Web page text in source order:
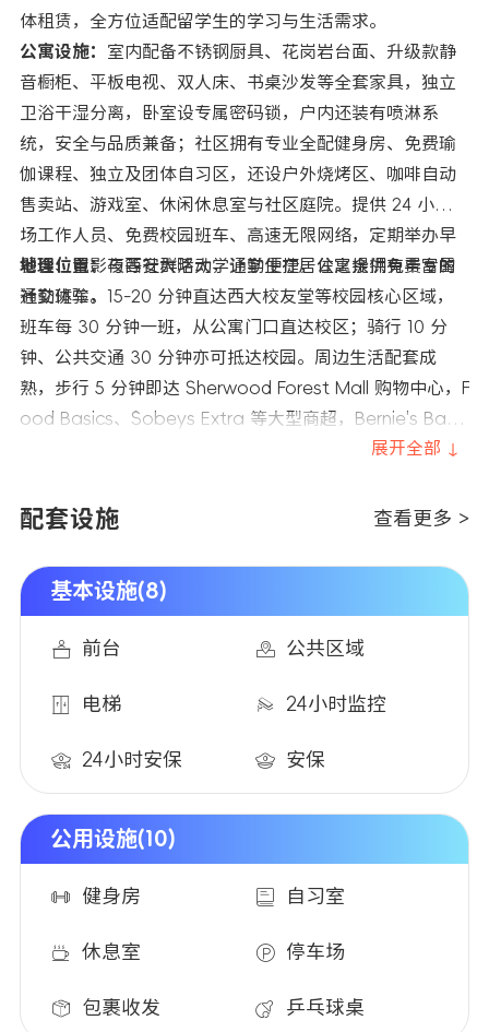
体租赁，全方位适配留学生的学习与生活需求。
公寓设施： 室内配备不锈钢厨具、花岗岩台面、升级款静
音橱柜、平板电视、双人床、书桌沙发等全套家具，独立
卫浴干湿分离，卧室设专属密码锁，户内还装有喷淋系
统，安全与品质兼备；社区拥有专业全配健身房、免费瑜
伽课程、独立及团体自习区，还设户外烧烤区、咖啡自动
售卖站、游戏室、休闲休息室与社区庭院。提供 24 小时驻
场工作人员、免费校园班车、高速无限网络，定期举办早
餐会、电影夜等社群活动，让学生在居住之余拥有丰富的
社交体验。
地理位置：与西安大略大学通勤便捷，公寓提供免费专属
通勤班车，15-20 分钟直达西大校友堂等校园核心区域，
班车每 30 分钟一班，从公寓门口直达校区；骑行 10 分
钟、公共交通 30 分钟亦可抵达校园。周边生活配套成
熟，步行 5 分钟即达 Sherwood Forest Mall 购物中心，F
ood Basics、Sobeys Extra 等大型商超，Bernie's Bar
& Grill、寿司店、加勒比风味餐厅等多元餐饮，RBC、TD
在咫尺，日常采买、餐饮消费、金融服务均可步行解决。
自驾可快速上 401 高速公路，距离伦敦市 GO Train 和 VI
A Rail 火车站亦不远；周边还有多个城市公园与泰晤士河
去处，同时距离范莎学院亦不远，是伦敦市多所高校学子
的居住优选。
展开全部 ↓
配套设施 查看更多 >
基本设施(8)
前台 公共区域
电梯 24小时监控
24小时安保 安保
公用设施(10)
健身房 自习室
休息室 停车场
包裹收发 乒乓球桌